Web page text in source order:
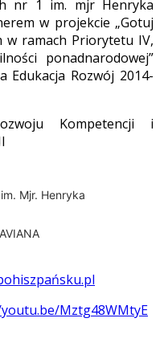
nr 1 im. mjr Henryka
w projekcie „Gotuj
w ramach Priorytetu IV,
ponadnarodowej”
Edukacja Rozwój 2014-
Kompetencji i
Mjr. Henryka
Mztg48WMtyE